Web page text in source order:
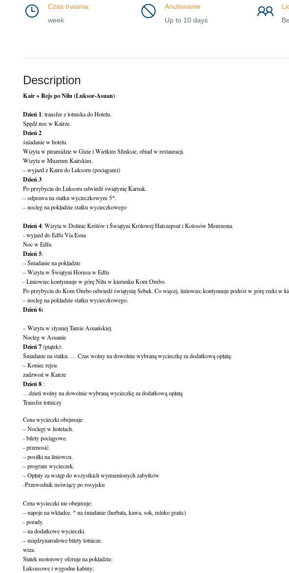
Czas trwania:
week
Anulowanie
Up to 10 days
Description
Kair + Rejs po Nilu (Luksor-Asuan)
Dzień 1: transfer z lotniska do Hotelu.
Dzień 2
śniadanie w hotelu.
Wizyta w piramidzie w Gizie i Wielkim Sfinksie, obiad w restauracji.
Wizyta w Muzeum Kairskim.
– wyjazd z Kairu do Luksoru (pociągami)
Dzień 3
Po przybyciu do Luksoru odwiedź świątynię Karnak.
– odprawa na statku wycieczkowym 5*.
– nocleg na pokładzie statku wycieczkowego
Dzień 4: Wizyta w Dolinie Królów i Świątyni Królowej Hatszepsut i Kolosów Memnona.
- wyjazd do Edfu Via Esna
Dzień 5:
– Śniadanie na pokładzie
– Wizyta w Świątyni Horusa w Edfu
- Liniowiec kontynuuje w górę Nilu w kierunku Kom Ombo.
Po przybyciu do Kom Ombo odwiedź świątynię Sebek. Co więcej, liniowiec kontynuuje podróż w górę rzeki w
Dzień 6:
– Wizyta w słynnej Tamie Asuańskiej.
Dzień 7 (piątek):
Śniadanie na statku. … Czas wolny na dowolnie wybraną wycieczkę za dodatkową opłatą:
– Koniec rejsu.
Dzień 8 :
…dzień wolny na dowolnie wybraną wycieczkę za dodatkową opłatą
Transfer lotniczy
Cena wycieczki obejmuje:
– Noclegi w hotelach.
- bilety pociągowe.
- przenosić.
– posiłki na liniowcu.
– program wycieczek.
– Opłaty za wstęp do wszystkich wymienionych zabytków
-Przewodnik mówiący po rosyjsku
Cena wycieczki nie obejmuje:
– napoje na wkładce. * na śniadanie (herbata, kawa, sok, mleko gratis)
- porady.
– na dodatkowe wycieczki.
– międzynarodowe bilety lotnicze.
wiza.
Statek motorowy oferuje na pokładzie:
Luksusowe i wygodne kabiny;